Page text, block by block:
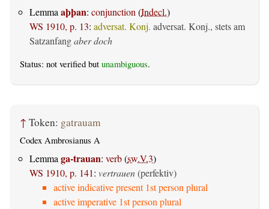
Lemma aþþan: conjunction (Indecl.)
WS 1910, p. 13: adversat. Konj. adversat. Konj., stets am
Satzanfangaber doch
Status: not verified but unambiguous.
↑ Token: gatrauam
Codex Ambrosianus A
Lemma ga-trauan: verb(sw.V.3)
WS 1910, p. 141: vertrauen(perfektiv)
active indicative present 1st person plural
active imperative 1st person plural